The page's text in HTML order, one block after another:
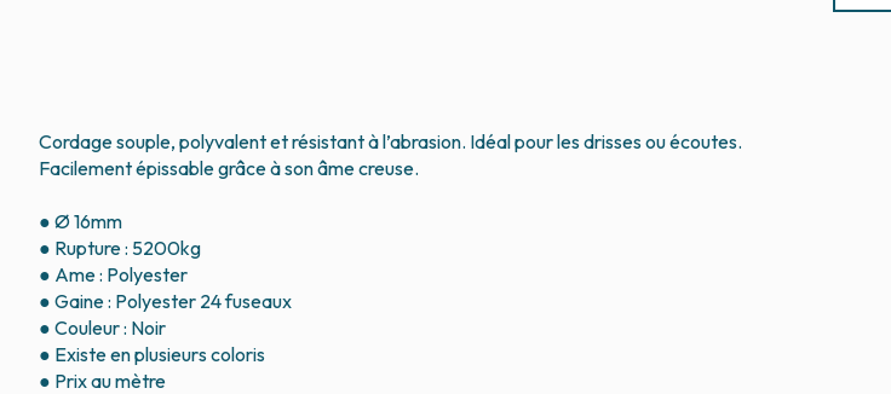
Cordage souple, polyvalent et résistant à l’abrasion. Idéal pour les drisses ou écoutes.
Facilement épissable grâce à son âme creuse.
● Ø 16mm
● Rupture : 5200kg
● Ame : Polyester
● Gaine : Polyester 24 fuseaux
● Couleur : Noir
● Existe en plusieurs coloris
● Prix au mètre